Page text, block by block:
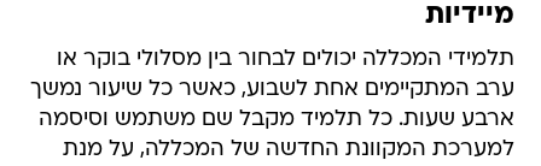
מיידיות
תלמידי המכללה יכולים לבחור בין מסלולי בוקר או
ערב המתקיימים אחת לשבוע, כאשר כל שיעור נמשך
ארבע שעות. כל תלמיד מקבל שם משתמש וסיסמה
למערכת המקוונת החדשה של המכללה, על מנת